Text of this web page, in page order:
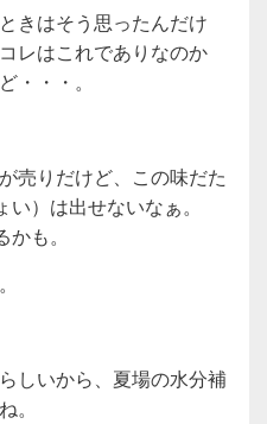
きはそう思ったんだけ
レはこれでありなのか
・・・。
売りだけど、この味だた
）は出せないなぁ。
も。
しいから、夏場の水分補
。